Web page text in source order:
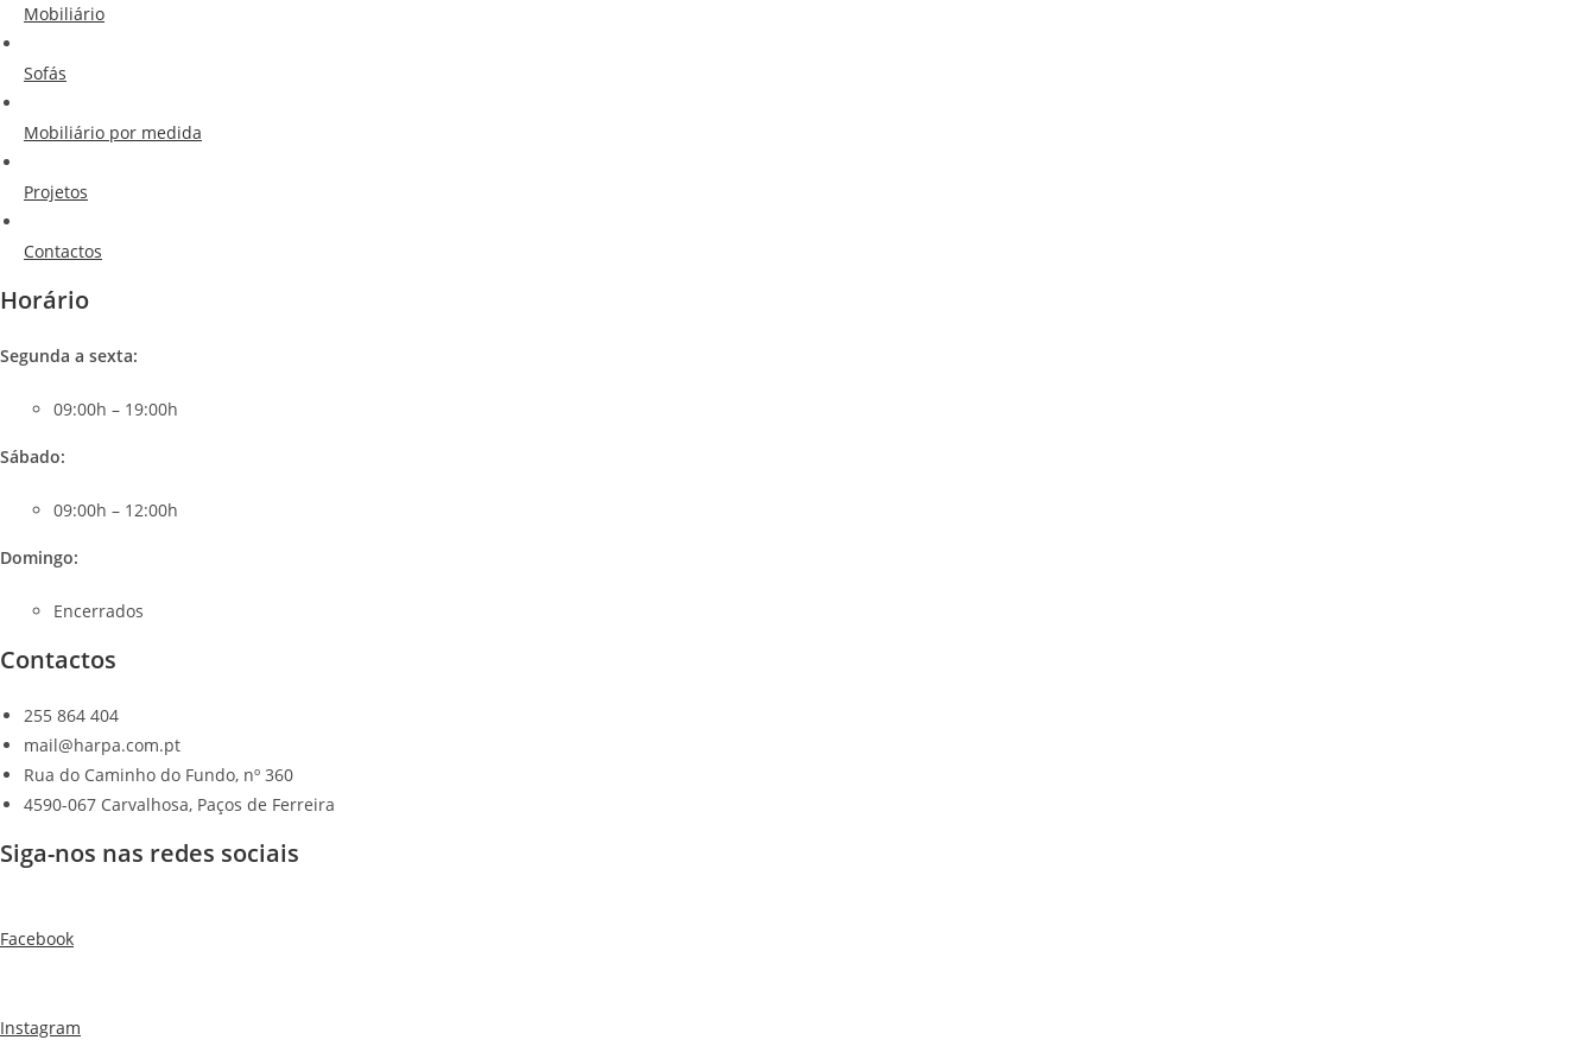
Mobiliário
Sofás
Mobiliário por medida
Projetos
Contactos
Horário
Segunda a sexta:
09:00h – 19:00h
Sábado:
09:00h – 12:00h
Domingo:
Encerrados
Contactos
255 864 404
mail@harpa.com.pt
Rua do Caminho do Fundo, nº 360
4590-067 Carvalhosa, Paços de Ferreira
Siga-nos nas redes sociais
Facebook
Instagram